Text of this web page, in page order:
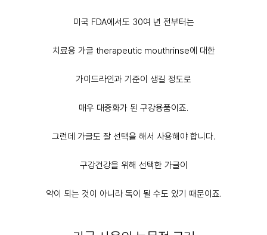
미국 FDA에서도 30여 년 전부터는
치료용 가글 therapeutic mouthrinse에 대한
가이드라인과 기준이 생길 정도로
매우 대중화가 된 구강용품이죠.
그런데 가글도 잘 선택을 해서 사용해야 합니다.
구강건강을 위해 선택한 가글이
약이 되는 것이 아니라 독이 될 수도 있기 때문이죠.